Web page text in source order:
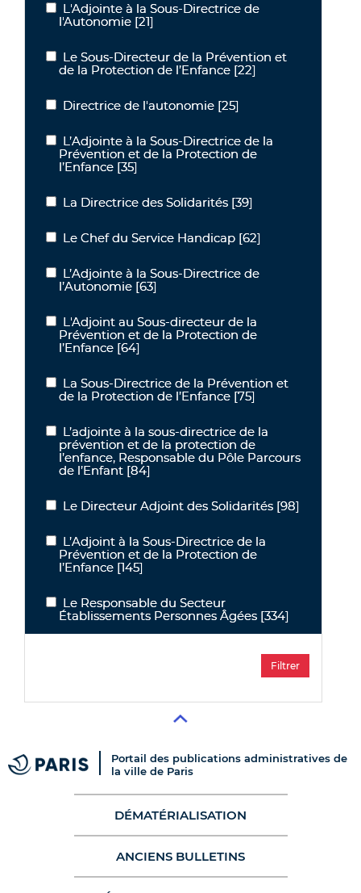
L'Adjointe à la Sous-Directrice de l'Autonomie
L'Adjointe à la Sous-Directrice de
l'Autonomie [21]
Le Sous-Directeur de la Prévention et de la Protection de
Le Sous-Directeur de la Prévention et
de la Protection de l’Enfance [22]
Directrice de l'autonomie
Directrice de l'autonomie [25]
L’Adjointe à la Sous-Directrice de la Prévention et de la Protection
L’Adjointe à la Sous-Directrice de la
Prévention et de la Protection de
l’Enfance [35]
La Directrice des Solidarités
La Directrice des Solidarités [39]
Le Chef du Service Handicap
Le Chef du Service Handicap [62]
L’Adjointe à la Sous-Directrice de l’Autonomie
L’Adjointe à la Sous-Directrice de
l’Autonomie [63]
L'Adjoint au Sous-directeur de la Prévention et de la Protection de
L'Adjoint au Sous-directeur de la
Prévention et de la Protection de
l’Enfance [64]
La Sous-Directrice de la Prévention et de la Protection de
La Sous-Directrice de la Prévention et
de la Protection de l’Enfance [75]
L’adjointe à la sous-directrice de la prévention et de la protection
L’adjointe à la sous-directrice de la
prévention et de la protection de
l’enfance, Responsable du Pôle Parcours
de l’Enfant [84]
Le Directeur Adjoint des Solidarités
Le Directeur Adjoint des Solidarités [98]
L’Adjoint à la Sous-Directrice de la Prévention et de la Protection
L’Adjoint à la Sous-Directrice de la
Prévention et de la Protection de
l’Enfance [145]
Le Responsable du Secteur Établissements Personnes Âgées
Le Responsable du Secteur
Établissements Personnes Âgées [334]
Portail des publications administratives de
la ville de Paris
DÉMATÉRIALISATION
ANCIENS BULLETINS